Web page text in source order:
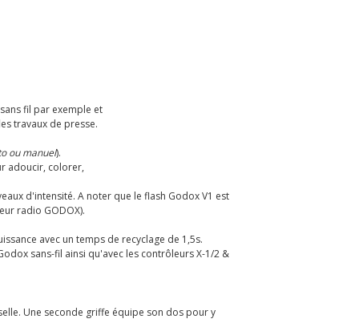
fil par exemple et
travaux de presse.
ou manuel).
adoucir, colorer,
d'intensité. A noter que le flash Godox V1 est
radio GODOX).
avec un temps de recyclage de 1,5s.
sans-fil ainsi qu'avec les contrôleurs X-1/2 &
Une seconde griffe équipe son dos pour y